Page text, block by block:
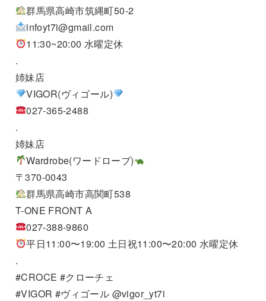
群馬県高崎市筑縄町50-2
infoyt7i@gmail.com
11:30~20:00 水曜定休
.
姉妹店
VIGOR(ヴィゴール)
027-365-2488
.
姉妹店
Wardrobe(ワードローブ)
〒370-0043
群馬県高崎市高関町538
T-ONE FRONT A
027-388-9860
平日11:00〜19:00 土日祝11:00〜20:00 水曜定休
.
#CROCE #クローチェ
#VIGOR #ヴィゴール @vigor_yt7i